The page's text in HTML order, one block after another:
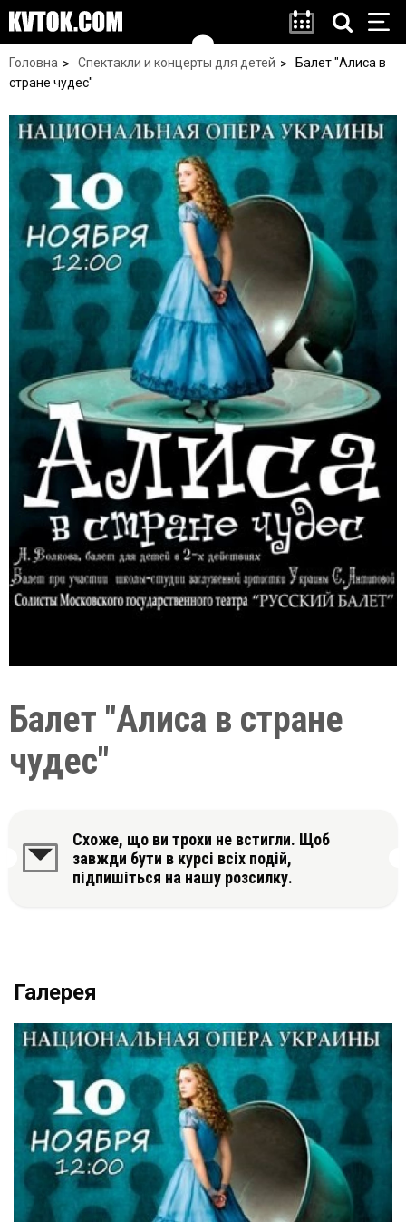
Головна Спектакли и концерты для детей
Балет "Алиса в
стране чудес"
Балет "Алиса в стране
чудес"
Схоже, що ви трохи не встигли. Щоб
завжди бути в курсі всіх подій,
підпишіться на нашу розсилку.
Галерея